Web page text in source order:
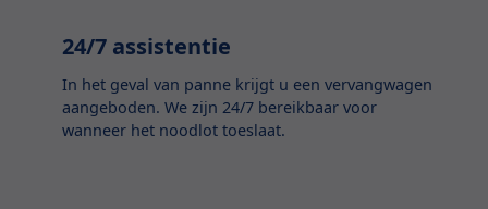
24/7 assistentie
In het geval van panne krijgt u een vervangwagen
aangeboden. We zijn 24/7 bereikbaar voor
wanneer het noodlot toeslaat.